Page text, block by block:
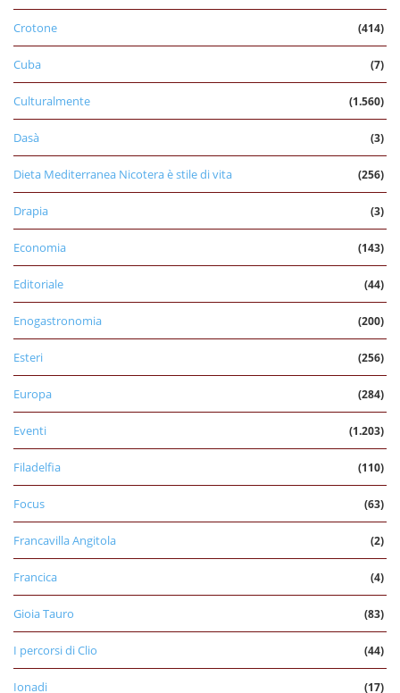
Crotone (414)
Cuba (7)
Culturalmente (1.560)
Dasà (3)
Dieta Mediterranea Nicotera è stile di vita (256)
Drapia (3)
Economia (143)
Editoriale (44)
Enogastronomia (200)
Esteri (256)
Europa (284)
Eventi (1.203)
Filadelfia (110)
Focus (63)
Francavilla Angitola (2)
Francica (4)
Gioia Tauro (83)
I percorsi di Clio (44)
Ionadi (17)